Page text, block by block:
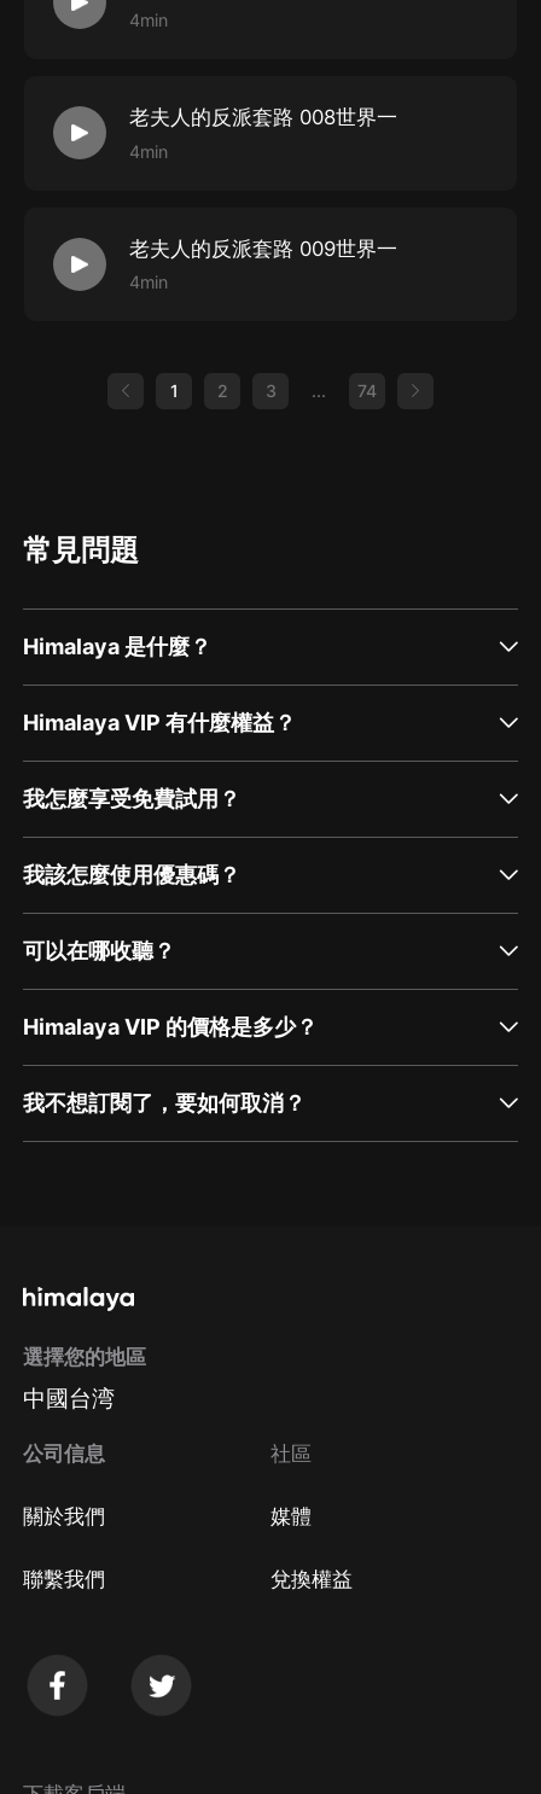
4min
老夫人的反派套路 008世界一
4min
老夫人的反派套路 009世界一
4min
1 2 3 ... 74
常見問題
Himalaya 是什麼？
Himalaya VIP 有什麼權益？
我怎麼享受免費試用？
我該怎麼使用優惠碼？
可以在哪收聽？
Himalaya VIP 的價格是多少？
我不想訂閱了，要如何取消？
方法 Google Play取消訂閱方法
選擇您的地區
中國台湾
公司信息
關於我們
聯繫我們
社區
媒體
兌換權益